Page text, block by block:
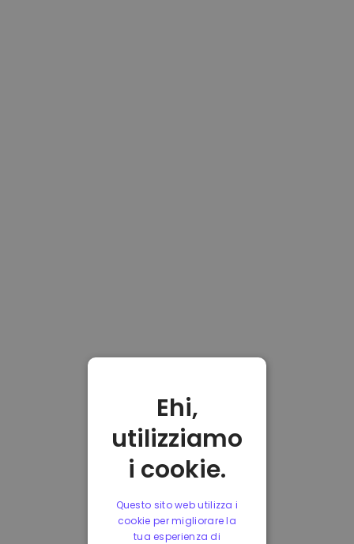
Ehi,
utilizziamo
i cookie.
Questo sito web utilizza i
cookie per migliorare la
tua esperienza di